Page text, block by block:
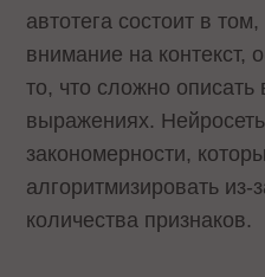
автотега состоит в
внимание на контекст,
то, что сложно описать
выражениях.
закономерности,
алгоритмизировать
количества признаков.